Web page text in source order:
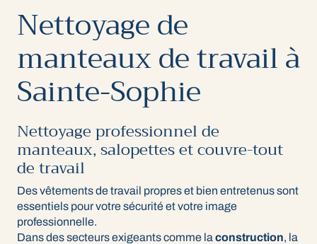
Nettoyage de
manteaux de travail à
Sainte-Sophie
Nettoyage professionnel de
manteaux, salopettes et couvre-tout
de travail
Des vêtements de travail propres et bien entretenus sont
essentiels pour votre sécurité et votre image
professionnelle.
Dans des secteurs exigeants comme la construction, la